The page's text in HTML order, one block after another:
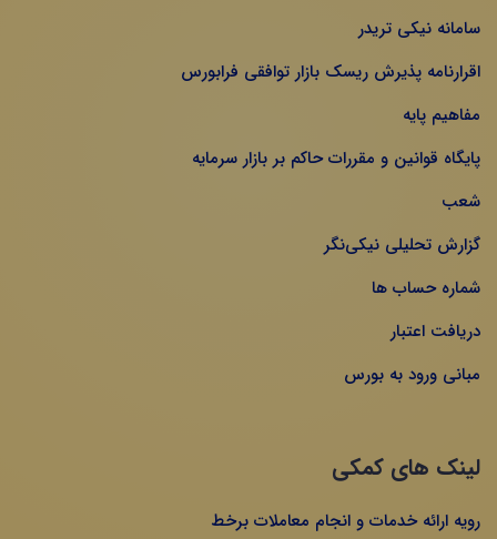
سامانه نیکی تریدر
اقرارنامه پذیرش ریسک بازار توافقی فرابورس
مفاهیم پایه
پایگاه قوانین و مقررات حاکم بر بازار سرمایه
شعب
گزارش تحلیلی نیکی‌نگر
شماره حساب ها
دریافت اعتبار
مبانی ورود به بورس
لینک های کمکی
رویه ارائه خدمات و انجام معاملات برخط